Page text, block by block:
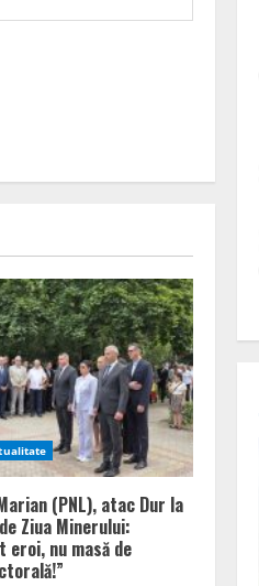
(PNL), atac Dur la
Ziua Minerului:
eroi, nu masă de